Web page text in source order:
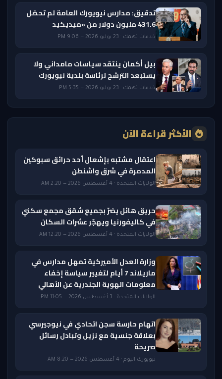
تدقيق: مدارس نيويورك العامة لم تحصّل
431.6 مليون دولار من «ميديكيد
خدمات تهمك · 23 يوليو 2026 — 9:06 PM
بيل أكمان ينتقد سياسات مامداني ولا
يستبعد الترشح لرئاسة بلدية نيويورك
خدمات تهمك · 23 يوليو 2026 — 5:35 PM
الأكثر قراءة الآن
اعتقال مشتبه بإشعال أحد حرائق سبوكين
المدمرة في شرق واشنطن
الولايات المتحدة · 4 أغسطس 2026 — 2:20 AM
حريق هائل يضرّ بجميع شقق مجمع سكني
في كاليفورنيا ويهجّر عشرات السكان
الولايات المتحدة · 4 أغسطس 2026 — 12:20 AM
وزارة العدل الأميركية تمهل مدارس في
ماريلاند 7 أيام لتغيير سياسة إخفاء
معلومات الهوية الجندرية عن الأهالي
الولايات المتحدة · 3 أغسطس 2026 — 11:05 PM
اتهام حارسة سجن اتحادي في نيوجيرسي
بعلاقة جنسية مع نزيل وتبادل رسائل
صريحة
نيويورك اليوم · 4 أغسطس 2026 — 8:20 AM